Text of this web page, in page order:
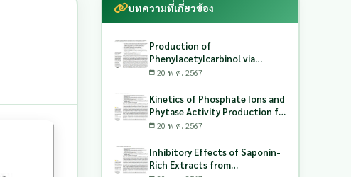
บทความที่เกี่ยวข้อง
Production of
Phenylacetylcarbinol via
Biotransformation Using the
Co-Culture of Candida
tropicalis TISTR 5306 and
Saccharomyces cerevisiae
TISTR 5606 as the Biocatalyst
20 พ.ค. 2567
Kinetics of Phosphate Ions and
Phytase Activity Production for
Lactic Acid-Producing Bacteria
Utilizing Milling and Whitening
Stages Rice Bran as Biopolymer
Substrates
20 พ.ค. 2567
Inhibitory Effects of Saponin-
Rich Extracts from